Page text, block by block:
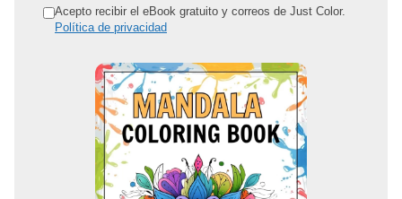
r Acepto recibir el eBook gratuito y correos de Just Color.
Política de privacidad